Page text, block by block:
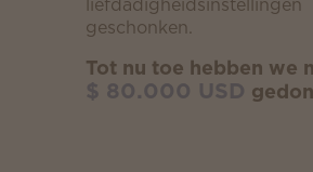
geschonken.
Tot nu toe hebben we
$ 80.000 USD